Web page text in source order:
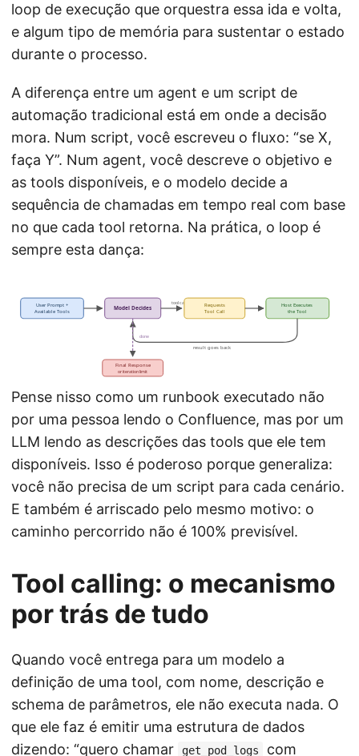
loop de execução que orquestra essa ida e volta,
e algum tipo de memória para sustentar o estado
durante o processo.
A diferença entre um agent e um script de
automação tradicional está em onde a decisão
mora. Num script, você escreveu o fluxo: “se X,
faça Y”. Num agent, você descreve o objetivo e
as tools disponíveis, e o modelo decide a
sequência de chamadas em tempo real com base
no que cada tool retorna. Na prática, o loop é
sempre esta dança:
User Prompt +
Available Tools
Model Decides
tool call
Requests
Tool Call
Host Executes
the Tool
result goes back
done
Final Response
or iteration limit
Pense nisso como um runbook executado não
por uma pessoa lendo o Confluence, mas por um
LLM lendo as descrições das tools que ele tem
disponíveis. Isso é poderoso porque generaliza:
você não precisa de um script para cada cenário.
E também é arriscado pelo mesmo motivo: o
caminho percorrido não é 100% previsível.
Tool calling: o mecanismo
por trás de tudo
Quando você entrega para um modelo a
definição de uma tool, com nome, descrição e
schema de parâmetros, ele não executa nada. O
que ele faz é emitir uma estrutura de dados
dizendo: “quero chamar
get_pod_logs com